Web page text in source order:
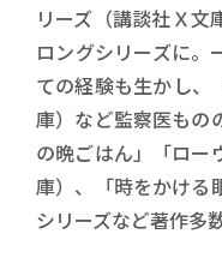
リーズ（講談社Ｘ文
ロングシリーズに。
ての経験も生かし、
庫）など監察医もの
の晩ごはん」「ロー
庫）、「時をかける
シリーズなど著作多数